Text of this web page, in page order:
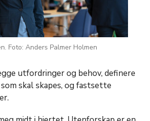
Foto: Anders Palmer Holmen
utfordringer og behov, definere
skal skapes, og fastsette